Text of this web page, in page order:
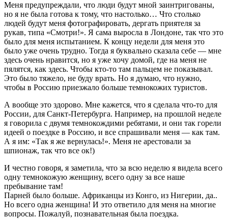
Меня предупреждали, что люди будут мной заинтригованы,
но я не была готова к тому, что настолько… Что столько
людей будут меня фотографировать, дергать приятеля за
рукав, типа «Смотри!». Я сама выросла в Лондоне, так что это
было для меня испытанием. К концу недели для меня это
было уже очень трудно. Тогда я буквально сказала себе — мне
здесь очень нравится, но я уже хочу домой, где на меня не
пялятся, как здесь. Чтобы кто-то там пальцем не показывал.
Это было тяжело, не буду врать. Но я думаю, что нужно,
чтобы в Россию приезжало больше темнокожих туристов.
А вообще это здорово. Мне кажется, что я сделала что-то для
России, для Санкт-Петербурга. Например, на прошлой неделе
я говорила с двумя темнокождими ребятами, и они так горели
идеей о поездке в Россию, и все спрашивали меня — как там.
А я им: «Так я же вернулась!». Меня не арестовали за
шпионаж, так что все ок!)
И честно говоря, я заметила, что за всю неделю я видела всего
одну темнокожую женщину, всего одну за все наше
пребывание там!
Парней было больше. Африканцы из Конго, из Нигерии, да..
Но всего одна женщина! И это ответило для меня на многие
вопросы. Пожалуй, познавательная была поездка.